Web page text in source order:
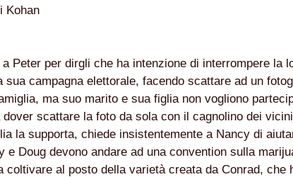
Kohan
Peter per dirgli che ha intenzione di interrompere la
sua campagna elettorale, facendo scattare ad un
ma suo marito e sua figlia non vogliono
scattare la foto da sola con il cagnolino dei
la supporta, chiede insistentemente a Nancy di
e Doug devono andare ad una convention sulla
coltivare al posto della varietà creata da Conrad, che